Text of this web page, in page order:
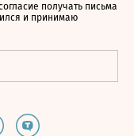
получать письма
и принимаю